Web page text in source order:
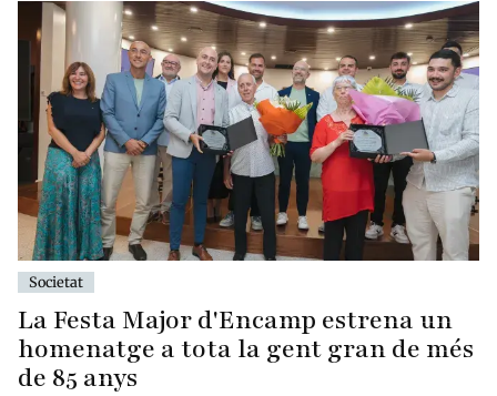
Societat
La Festa Major d'Encamp estrena un
homenatge a tota la gent gran de més
de 85 anys